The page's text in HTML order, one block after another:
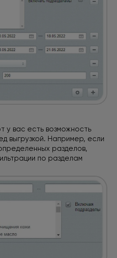
у вас есть возможность
выгрузкой. Например, если
разделов,
по разделам